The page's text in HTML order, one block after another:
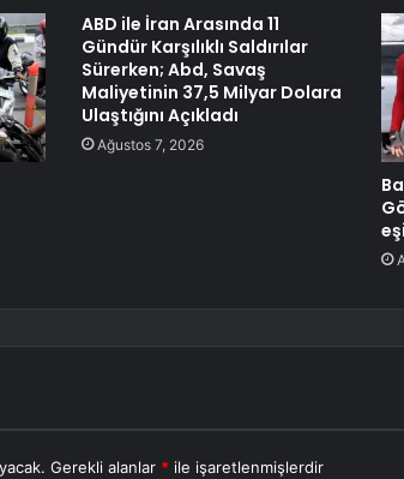
ABD ile İran Arasında 11
Gündür Karşılıklı Saldırılar
Sürerken; Abd, Savaş
Maliyetinin 37,5 Milyar Dolara
Ulaştığını Açıkladı
Ağustos 7, 2026
Gerekli alanlar * ile işaretlenmişlerdir